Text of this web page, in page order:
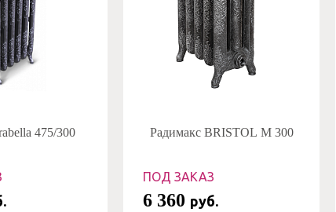
475/300 Радимакс BRISTOL M 300
ПОД ЗАКАЗ
6 360 руб.